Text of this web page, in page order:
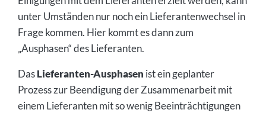
unter Umständen nur noch ein Lieferantenwechsel in
Frage kommen. Hier kommt es dann zum
„Ausphasen“ des Lieferanten.
DasLieferanten-Ausphasen ist ein geplanter
Prozess zur Beendigung der Zusammenarbeit mit
einem Lieferanten mit so wenig Beeinträchtigungen